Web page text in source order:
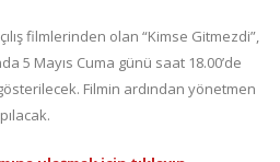
filmlerinden olan “Kimse Gitmezdi”,
5 Mayıs Cuma günü saat 18.00’de
Filmin ardından yönetmen